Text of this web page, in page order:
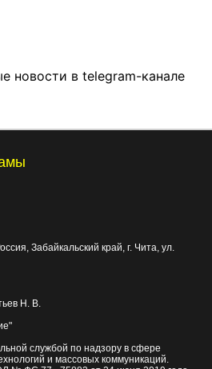
новости в telegram-канале
Забайкальский край, г. Чита ул.
Н. В.
службой по надзору в сфере
и массовых коммуникаций.